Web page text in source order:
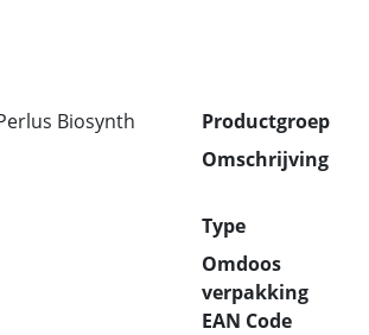
Productgroep
Omschrijving
Type
Omdoos
verpakking
EAN Code